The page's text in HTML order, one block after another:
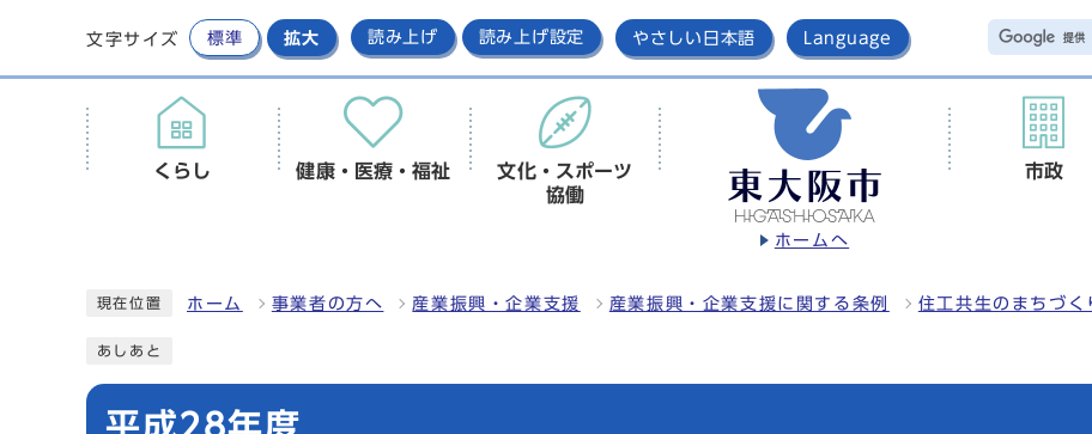
文字サイズ 標準 拡大 読み上げ 読み上げ設定 やさしい日本語 Language
ホームへ
くらし 健康・医療・福祉
文化・スポーツ
協働
市政
現在位置 ホーム 事業者の方へ 産業振興・企業支援 産業振興・企業支援に関する条例 住工共生のまちづく
あしあと
平成28年度